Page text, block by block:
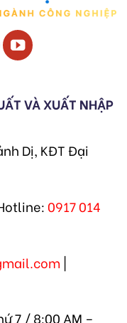
VÀ XUẤT NHẬP
Dị, KĐT Đại
0917 014
|
7 / 8:00 AM –